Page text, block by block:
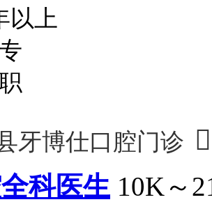
以上
牙博仕口腔门诊 
科医生 10K～